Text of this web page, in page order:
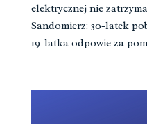
elektrycznej nie
Sandomierz: 30-latek
19-latka odpowie za